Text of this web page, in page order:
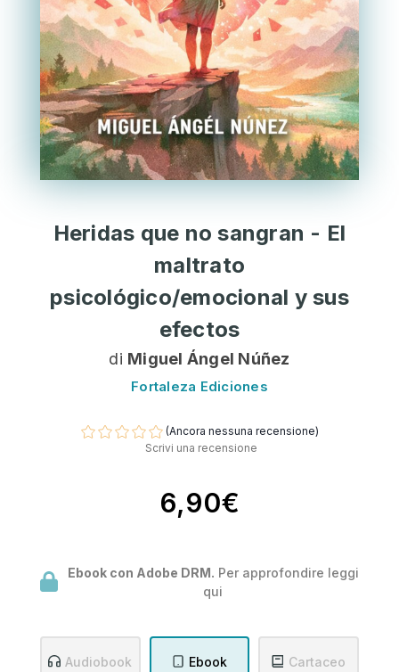
Heridas que no sangran - El
maltrato
psicológico/emocional y sus
efectos
di Miguel Ángel Núñez
Fortaleza Ediciones
(Ancora nessuna recensione)
Scrivi una recensione
6,90€
Ebook con Adobe DRM. Per approfondire leggi
qui
Audiobook
Ebook
Cartaceo